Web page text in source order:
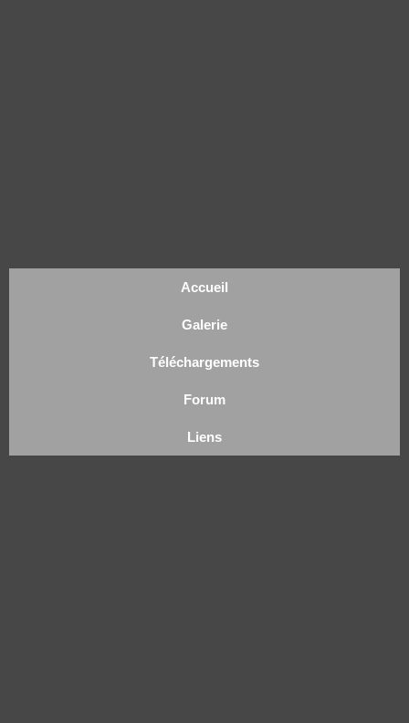
Accueil
Galerie
Téléchargements
Forum
Liens